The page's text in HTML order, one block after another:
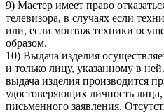
9) Мастер имеет право
телевизора, в случаях если
или, если монтаж техники
образом.
10) Выдача изделия
и только лицу, указанному в
выдача изделия производится
удостоверяющих личность
письменного заявления.